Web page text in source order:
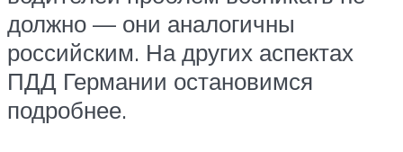
должно — они аналогичны
российским. На других аспектах
ПДД Германии остановимся
подробнее.